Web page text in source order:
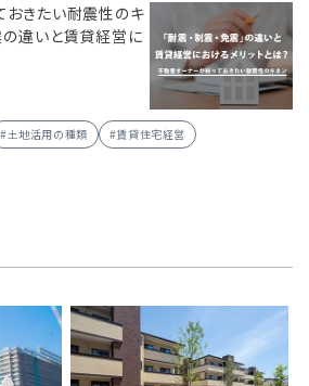
おきたい耐震性のキ
の違いと賃貸経営に
#土地活用の種類 #賃貸住宅経営